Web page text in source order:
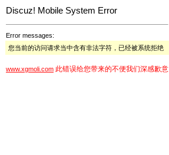
Discuz! Mobile System Error
Error messages:
您当前的访问请求当中含有非法字符，已经被系统拒绝
www.xgmoli.com 此错误给您带来的不便我们深感歉意